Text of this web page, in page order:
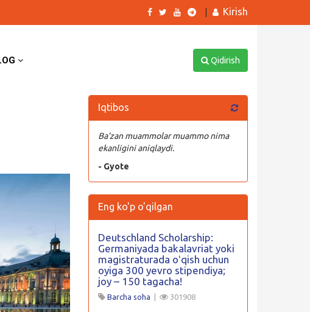
Kirish
Qidirish
Iqtibos
Ba’zan muammolar muammo nima
ekanligini aniqlaydi.
- Gyote
Eng ko'p o'qilgan
Deutschland Scholarship:
Germaniyada bakalavriat yoki
magistraturada oʻqish uchun
oyiga 300 yevro stipendiya;
joy – 150 tagacha!
Barcha soha 301908